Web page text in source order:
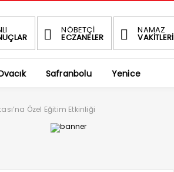
NÖBETÇİ
ECZANELER
NAMAZ
VAKİTLERİ
Safranbolu Yenice
Özel Eğitim Etkinliği